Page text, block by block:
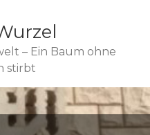
– Ein Baum ohne
stirbt